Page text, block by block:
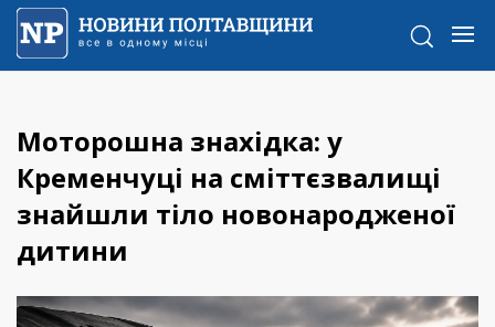
Моторошна знахідка: у
Кременчуці на сміттєзвалищі
знайшли тіло новонародженої
дитини